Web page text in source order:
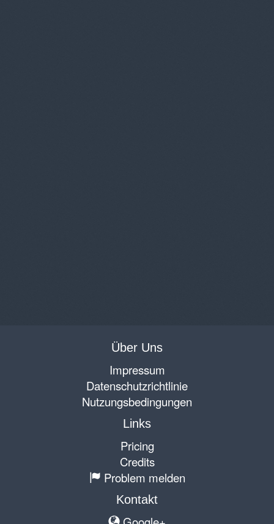
Über Uns
Impressum
Datenschutzrichtlinie
Nutzungsbedingungen
Links
Pricing
Credits
Problem melden
Kontakt